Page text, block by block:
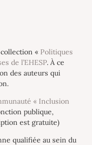
« Politiques
de l’EHESP. À ce
des auteurs qui
« Inclusion
publique,
est gratuite)
qualifiée au sein du